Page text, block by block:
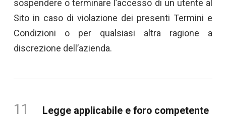
sospendere o terminare l’accesso di un utente al
Sito in caso di violazione dei presenti Termini e
Condizioni o per qualsiasi altra ragione a
discrezione dell’azienda.
11 Legge applicabile e foro competente